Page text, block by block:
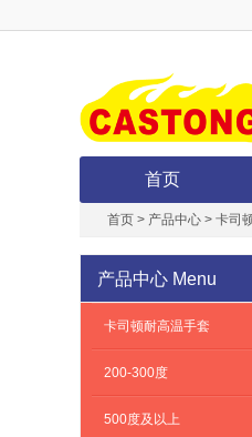
首页
首页 > 产品中心 > 卡司
产品中心 Menu
卡司顿耐高温手套
200-300度
500度及以上